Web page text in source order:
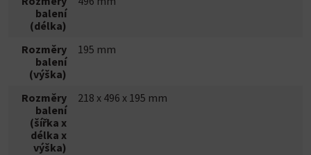
balení
(délka)
Rozměry
balení
(výška)
195 mm
Rozměry
balení
(šířka x
délka x
výška)
218 x 496 x 195 mm